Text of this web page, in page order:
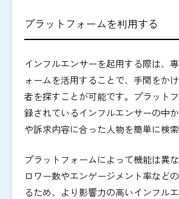
プラットフォームを利用する
インフルエンサーを起用する際は、
ォームを活用することで、手間をか
者を探すことが可能です。プラット
録されているインフルエンサーの中
や訴求内容に合った人物を簡単に検索
プラットフォームによって機能は異
ロワー数やエンゲージメント率など
るため、より影響力の高いインフル